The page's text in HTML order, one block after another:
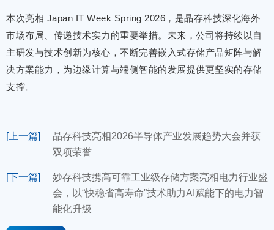
本次亮相 Japan IT Week Spring 2026，是晶存科技深化海外
市场布局、传递技术实力的重要举措。未来，公司将持续以自
主研发与技术创新为核心，不断完善嵌入式存储产品矩阵与解
决方案能力，为边缘计算与端侧智能的发展提供更坚实的存储
支撑。
[上一篇]
晶存科技亮相2026半导体产业发展趋势大会并获
双项荣誉
[下一篇]
妙存科技携高可靠工业级存储方案亮相电力行业盛
会，以“快稳省高寿命”技术助力AI赋能下的电力智
能化升级